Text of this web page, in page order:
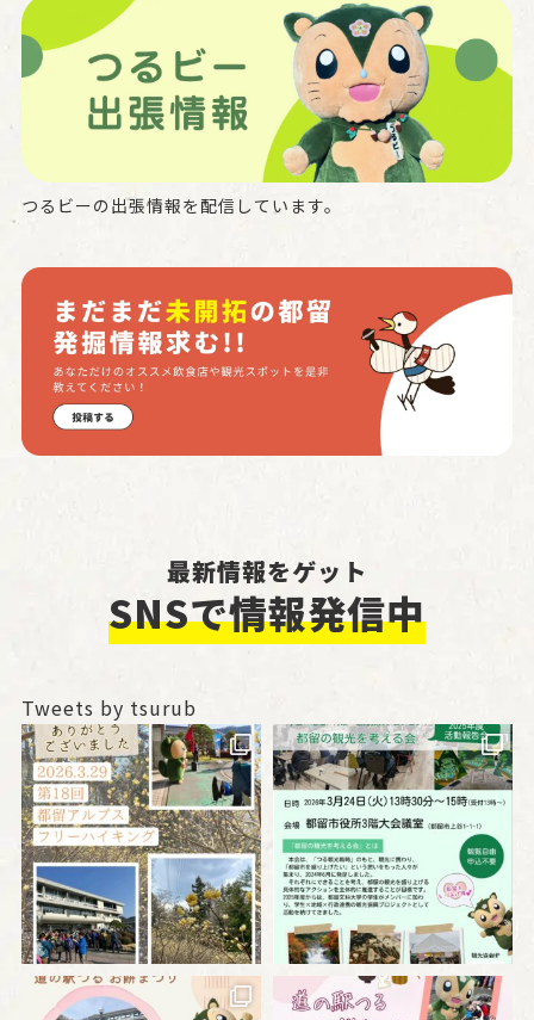
つるビーの出張情報を配信しています。
最新情報をゲット
SNSで情報発信中
Tweets by tsurub